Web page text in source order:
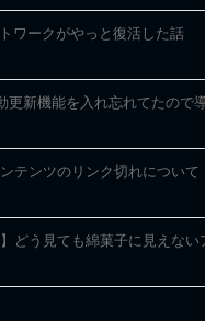
ワークがやっと復活した話
更新機能を入れ忘れてたので
テンツのリンク切れについて
】どう見ても綿菓子に見えな